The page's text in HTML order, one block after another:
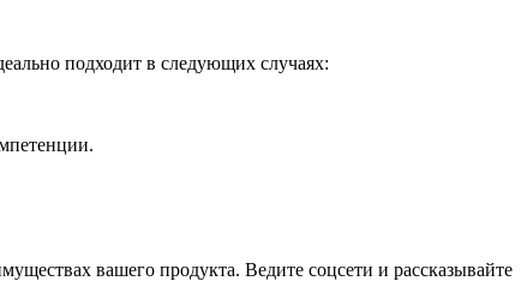
подходит в следующих случаях:
вашего продукта. Ведите соцсети и рассказывайте